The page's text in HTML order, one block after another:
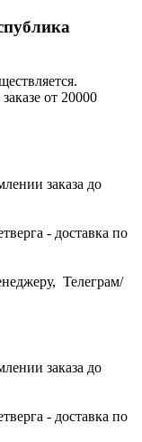
от 20000
заказа до
- доставка по
Телеграм/
заказа до
- доставка по